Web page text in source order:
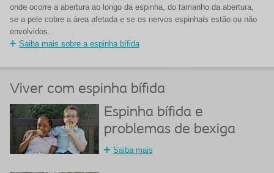
onde ocorre a abertura ao longo da espinha, do tamanho da abertura,
se a pele cobre a área afetada e se os nervos espinhais estão ou não
envolvidos.
Saiba mais sobre a espinha bífida
Viver com espinha bífida
Espinha bífida e
problemas de bexiga
Saiba mais